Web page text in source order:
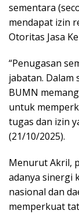
sementara
mendapat izin
Otoritas Jasa
“Penugasan
jabatan. Dalam
BUMN
untuk
tugas dan izin
(21/10/2025).
Menurut Akril,
adanya sinergi
nasional dan
memperkuat